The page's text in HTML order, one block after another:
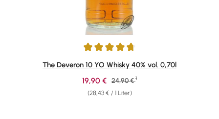
Durchschnittliche Bewertung von 4.74 von 5 Sternen
The Deveron 10 YO Whisky 40% vol. 0,70l
(28,43 € / 1 Liter)
Verkaufspreis:
19,90 € Regulärer Preis:
24,90 € 1